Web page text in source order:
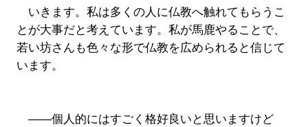
いきます。私は多くの人に仏教へ触れてもらうこ
とが大事だと考えています。私が馬鹿やることで、
若い坊さんも色々な形で仏教を広められると信じて
います。
――個人的にはすごく格好良いと思いますけど